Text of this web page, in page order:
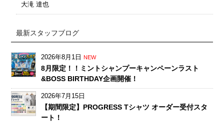
大滝 達也
最新スタッフブログ
2026年8月1日 NEW
8月限定！！ミントシャンプーキャンペーンラスト
&BOSS BIRTHDAY企画開催！
2026年7月15日
【期間限定】PROGRESS Tシャツ オーダー受付スタ
ート！